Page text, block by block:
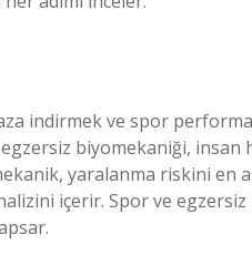
indirmek ve spor
biyomekaniği,
yaralanma riskini en
içerir. Spor ve